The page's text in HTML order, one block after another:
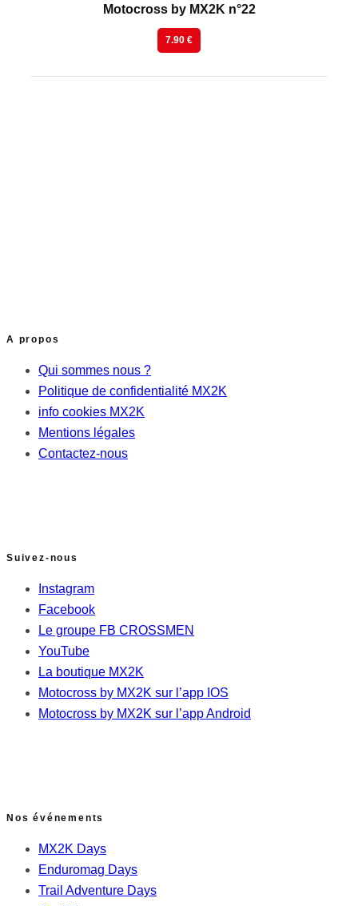
Motocross by MX2K n°22
7.90 €
A propos
Qui sommes nous ?
Politique de confidentialité MX2K
info cookies MX2K
Mentions légales
Contactez-nous
Suivez-nous
Instagram
Facebook
Le groupe FB CROSSMEN
YouTube
La boutique MX2K
Motocross by MX2K sur l’app IOS
Motocross by MX2K sur l’app Android
Nos événements
MX2K Days
Enduromag Days
Trail Adventure Days